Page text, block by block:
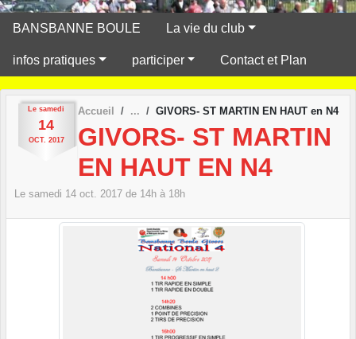
BANSBANNE BOULE La vie du club
infos pratiques participer Contact et Plan
Le samedi
14
OCT. 2017
Accueil GIVORS- ST MARTIN EN HAUT en N4
GIVORS- ST MARTIN
EN HAUT EN N4
Le samedi 14 oct. 2017 de 14h à 18h